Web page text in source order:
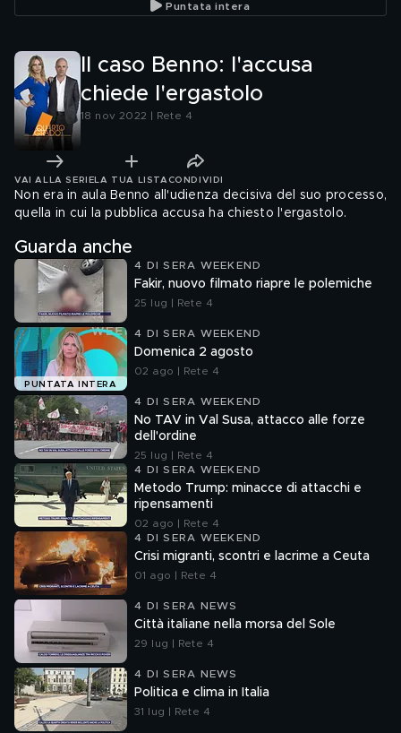
Puntata intera
Il caso Benno: l'accusa
chiede l'ergastolo
18 nov 2022 | Rete 4
VAI ALLA SERIE LA TUA LISTA CONDIVIDI
Non era in aula Benno all'udienza decisiva del suo processo,
quella in cui la pubblica accusa ha chiesto l'ergastolo.
Guarda anche
4 DI SERA WEEKEND
Fakir, nuovo filmato riapre le polemiche
25 lug | Rete 4
PUNTATA INTERA
4 DI SERA WEEKEND
Domenica 2 agosto
02 ago | Rete 4
4 DI SERA WEEKEND
No TAV in Val Susa, attacco alle forze
dell'ordine
25 lug | Rete 4
4 DI SERA WEEKEND
Metodo Trump: minacce di attacchi e
ripensamenti
02 ago | Rete 4
4 DI SERA WEEKEND
Crisi migranti, scontri e lacrime a Ceuta
01 ago | Rete 4
4 DI SERA NEWS
Città italiane nella morsa del Sole
29 lug | Rete 4
4 DI SERA NEWS
Politica e clima in Italia
31 lug | Rete 4